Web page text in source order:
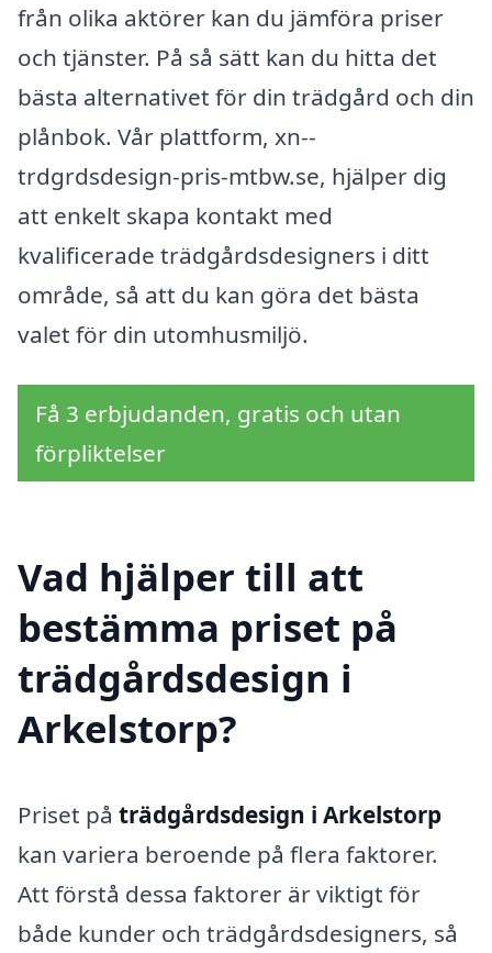
från olika aktörer kan du jämföra priser
och tjänster. På så sätt kan du hitta det
bästa alternativet för din trädgård och din
plånbok. Vår plattform, xn--
trdgrdsdesign-pris-mtbw.se, hjälper dig
att enkelt skapa kontakt med
kvalificerade trädgårdsdesigners i ditt
område, så att du kan göra det bästa
valet för din utomhusmiljö.
Få 3 erbjudanden, gratis och utan
förpliktelser
Vad hjälper till att
bestämma priset på
trädgårdsdesign i
Arkelstorp?
Priset på trädgårdsdesign i Arkelstorp
kan variera beroende på flera faktorer.
Att förstå dessa faktorer är viktigt för
både kunder och trädgårdsdesigners, så